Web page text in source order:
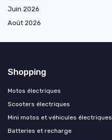
Juin 2026
Août 2026
Shopping
Motos électriques
Scooters électriques
Mini motos et véhicules
Batteries et recharge